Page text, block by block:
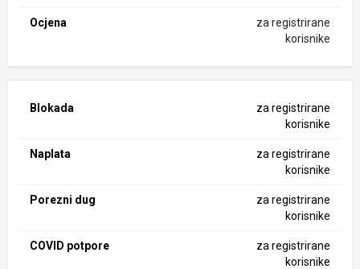
Ocjena
za registrirane
korisnike
Blokada
za registrirane
korisnike
Naplata
za registrirane
korisnike
Porezni dug
za registrirane
korisnike
COVID potpore
za registrirane
korisnike